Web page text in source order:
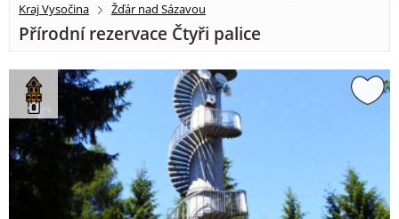
Kraj Vysočina Žďár nad Sázavou
Přírodní rezervace Čtyři palice